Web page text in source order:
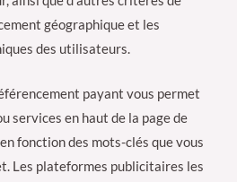
géographique et les
des utilisateurs.
payant vous permet
services en haut de la page de
fonction des mots-clés que vous
Les plateformes publicitaires les